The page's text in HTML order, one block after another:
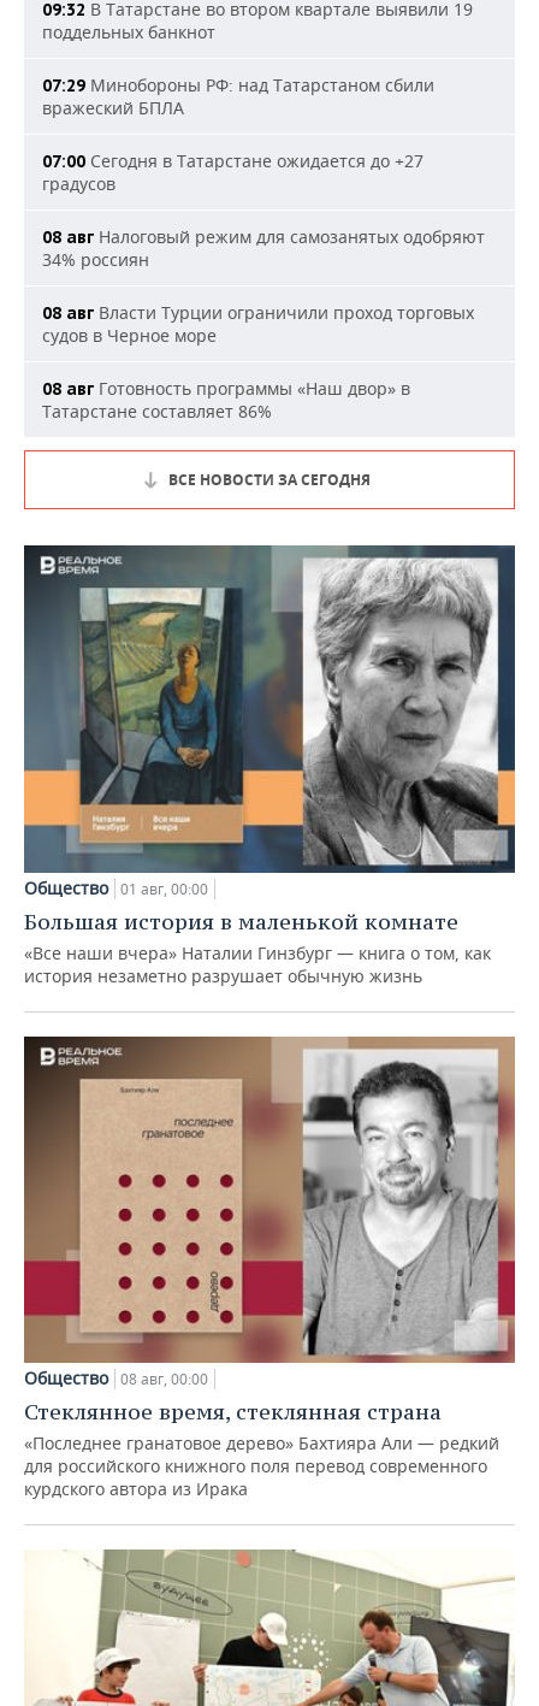
09:32 В Татарстане во втором квартале выявили 19
поддельных банкнот
07:29 Минобороны РФ: над Татарстаном сбили
вражеский БПЛА
07:00 Сегодня в Татарстане ожидается до +27
градусов
08 авг Налоговый режим для самозанятых одобряют
34% россиян
08 авг Власти Турции ограничили проход торговых
судов в Черное море
08 авг Готовность программы «Наш двор» в
Татарстане составляет 86%
ВСЕ НОВОСТИ ЗА СЕГОДНЯ
Общество 01 авг, 00:00
Большая история в маленькой комнате
«Все наши вчера» Наталии Гинзбург — книга о том, как
история незаметно разрушает обычную жизнь
Общество 08 авг, 00:00
Стеклянное время, стеклянная страна
«Последнее гранатовое дерево» Бахтияра Али — редкий
для российского книжного поля перевод современного
курдского автора из Ирака